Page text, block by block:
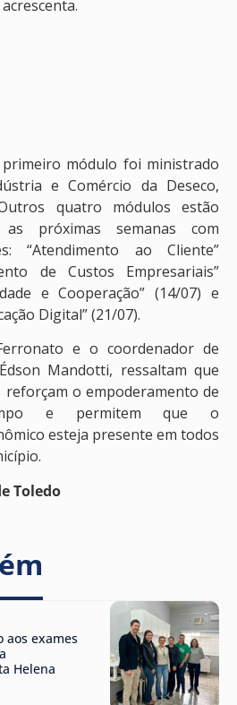
primeiro módulo foi ministrado
e Comércio da Deseco,
quatro módulos estão
próximas semanas com
“Atendimento ao Cliente”
de Custos Empresariais”
e Cooperação” (14/07) e
Digital” (21/07).
e o coordenador de
Mandotti, ressaltam que
reforçam o empoderamento de
e permitem que o
esteja presente em todos
Toledo
aos exames
Helena